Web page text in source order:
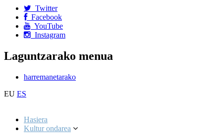
Twitter
Facebook
YouTube
Instagram
Laguntzarako menua
harremanetarako
EU ES
Hasiera
Kultur ondarea